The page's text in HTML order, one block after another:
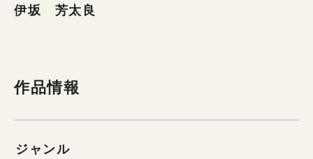
伊坂 芳太良
作品情報
ジャンル